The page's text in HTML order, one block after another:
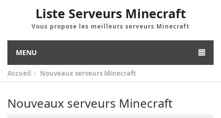
Liste Serveurs Minecraft
Vous propose les meilleurs serveurs Minecraft
MENU
Accueil Nouveaux serveurs Minecraft
Nouveaux serveurs Minecraft